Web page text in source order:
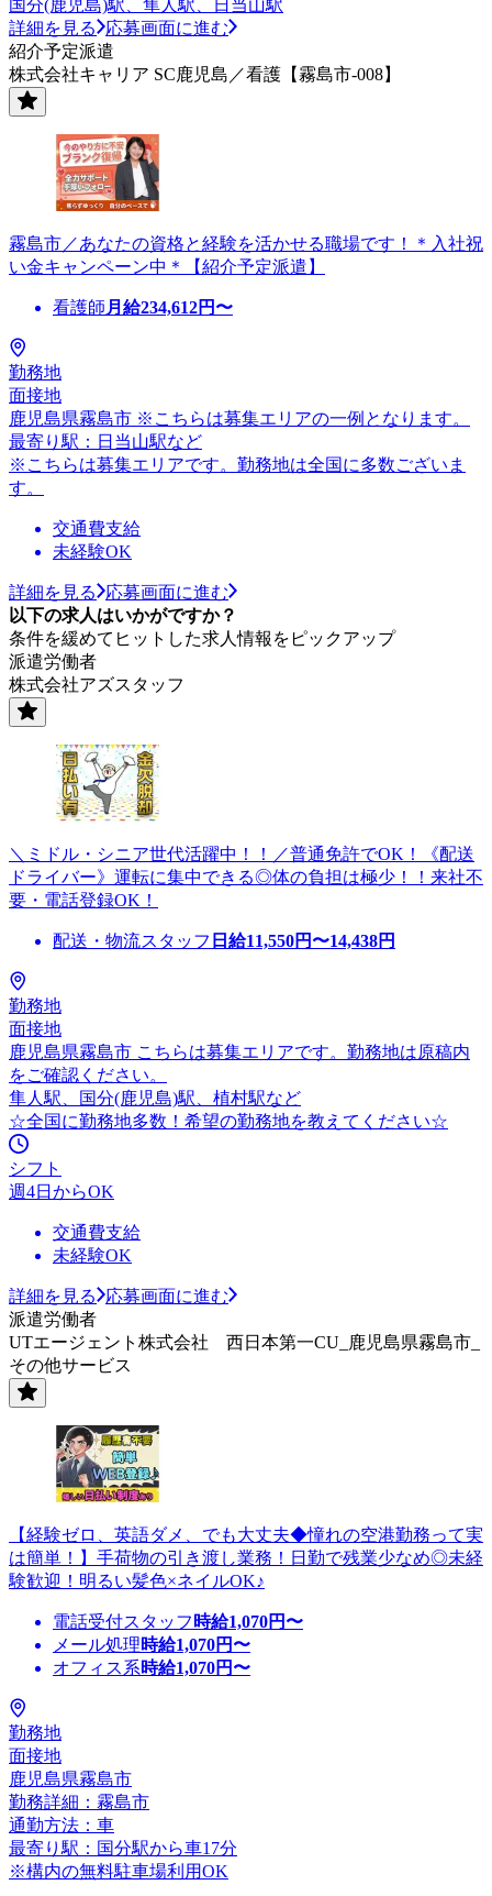
国分(鹿児島)駅、隼人駅、日当山駅
詳細を見る
応募画面に進む
紹介予定派遣
株式会社キャリア SC鹿児島／看護【霧島市-008】
霧島市／あなたの資格と経験を活かせる職場です！＊入社祝
い金キャンペーン中＊【紹介予定派遣】
看護師 月給234,612円〜
勤務地
面接地
鹿児島県霧島市 ※こちらは募集エリアの一例となります。
最寄り駅：日当山駅など
※こちらは募集エリアです。勤務地は全国に多数ございま
す。
交通費支給
未経験OK
詳細を見る
応募画面に進む
以下の求人はいかがですか？
条件を緩めてヒットした求人情報をピックアップ
派遣労働者
株式会社アズスタッフ
＼ミドル・シニア世代活躍中！！／普通免許でOK！《配送
ドライバー》運転に集中できる◎体の負担は極少！！来社不
要・電話登録OK！
配送・物流スタッフ 日給11,550円〜14,438円
勤務地
面接地
鹿児島県霧島市 こちらは募集エリアです。勤務地は原稿内
をご確認ください。
隼人駅、国分(鹿児島)駅、植村駅など
☆全国に勤務地多数！希望の勤務地を教えてください☆
シフト
週4日からOK
交通費支給
未経験OK
詳細を見る
応募画面に進む
派遣労働者
UTエージェント株式会社 西日本第一CU_鹿児島県霧島市_
その他サービス
【経験ゼロ、英語ダメ、でも大丈夫◆憧れの空港勤務って実
は簡単！】手荷物の引き渡し業務！日勤で残業少なめ◎未経
験歓迎！明るい髪色×ネイルOK♪
電話受付スタッフ 時給1,070円〜
メール処理時給1,070円〜
オフィス系時給1,070円〜
勤務地
面接地
鹿児島県霧島市
勤務詳細：霧島市
通勤方法：車
最寄り駅：国分駅から車17分
※構内の無料駐車場利用OK